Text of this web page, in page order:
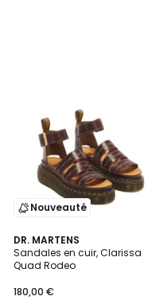
Nouveauté
DR. MARTENS
Sandales en cuir, Clarissa
Quad Rodeo
180,00 €